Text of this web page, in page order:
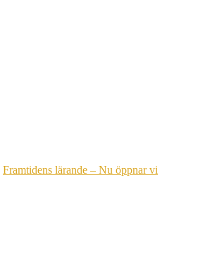
Framtidens lärande – Nu öppnar vi